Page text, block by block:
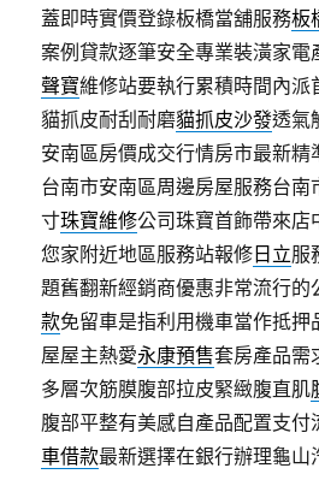
蓋即時實價登錄板橋當舖服務板
案例貸款逐筆安全專業裝潢家電
聲寶維修站要執行累積時間內派
貓抓皮耐刮耐磨貓抓皮沙發透氣
安南區房價成交行情房市最新精
台南市安南區周邊房屋服務台南
寸珠寶維修公司珠寶首飾帶來店
您家附近地區服務站報修 日立服
題舊翻新經銷商優惠非常流行的
款免留車是指利用機車當作抵押
屋屋主熱愛永康預售套房產品需
多層次筋膜腹部拉皮緊緻腹直肌
腹部平整有美感自產品配置支付
車借款最新選擇在銀行辦理龜山